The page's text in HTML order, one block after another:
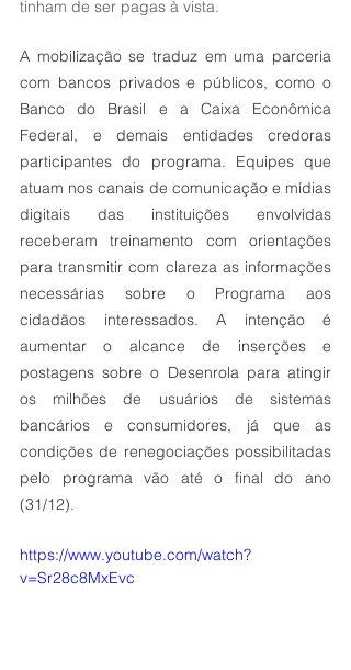
tinham de ser pagas à vista.
A mobilização se traduz em uma parceria
com bancos privados e públicos, como o
Banco do Brasil e a Caixa Econômica
Federal, e demais entidades credoras
participantes do programa. Equipes que
atuam nos canais de comunicação e mídias
digitais das instituições envolvidas
receberam treinamento com orientações
para transmitir com clareza as informações
necessárias sobre o Programa aos
cidadãos interessados. A intenção é
aumentar o alcance de inserções e
postagens sobre o Desenrola para atingir
os milhões de usuários de sistemas
bancários e consumidores, já que as
condições de renegociações possibilitadas
pelo programa vão até o final do ano
(31/12).
https://www.youtube.com/watch?
v=Sr28c8MxEvc